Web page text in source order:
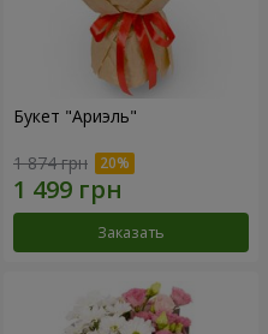
Букет "Ариэль"
1 874 грн
Заказать